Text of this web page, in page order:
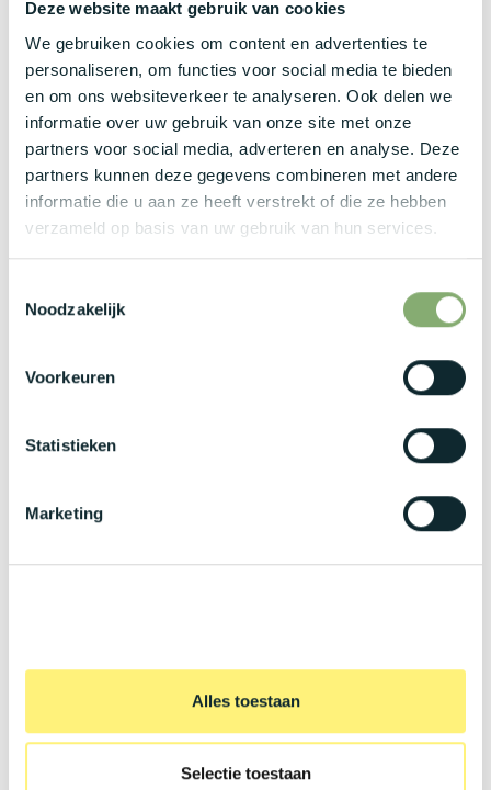
Deze website maakt gebruik van cookies
We gebruiken cookies om content en advertenties te
personaliseren, om functies voor social media te bieden
en om ons websiteverkeer te analyseren. Ook delen we
informatie over uw gebruik van onze site met onze
partners voor social media, adverteren en analyse. Deze
partners kunnen deze gegevens combineren met andere
informatie die u aan ze heeft verstrekt of die ze hebben
verzameld op basis van uw gebruik van hun services.
Noodzakelijk
Voorkeuren
Statistieken
Marketing
Alles toestaan
Selectie toestaan
hoogtechnologische productieomgevingen.
Je bent een communicatieve teamplayer die zowel
zelfstandig kan werken als vlot kan schakelen met
diverse stakeholders op de werkvloer.
Je spreekt en schrijft vloeiend Nederlands en hebt een
zeer goede kennis van het Engels.
Wat bieden wij jou?
en eventuele eerste ervaring.
Daarnaast geniet je van een aantrekkelijk pakket extralegale
Netto onkostenvergoeding tot € 75 per maand.
Een uitgebreid verlofstelsel van 36 vakantiedagen.